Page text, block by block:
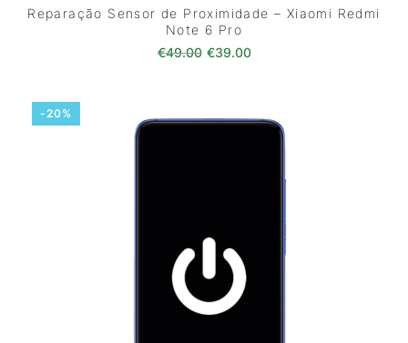
Reparação Sensor de Proximidade – Xiaomi Redmi
Note 6 Pro
€49.00 O preço original era: €49.00.
€39.00O preço atual é:
-20%